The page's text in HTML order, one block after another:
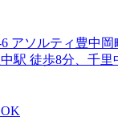
アソルティ豊中岡
駅 徒歩8分、千里